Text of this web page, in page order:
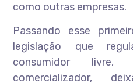
como outras empresas.
Passando esse
legislação que
consumidor
comercializador,